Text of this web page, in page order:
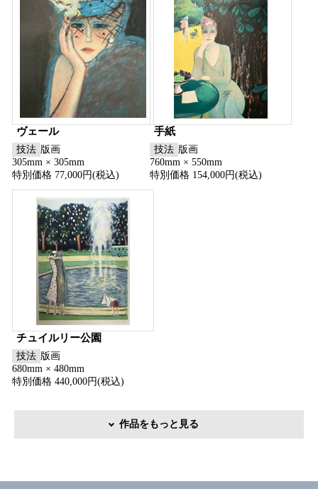
ヴェール
技法 版画
305mm × 305mm
特別価格 77,000円(税込)
手紙
技法 版画
760mm × 550mm
特別価格 154,000円(税込)
チュイルリー公園
技法 版画
680mm × 480mm
特別価格 440,000円(税込)
作品をもっと見る